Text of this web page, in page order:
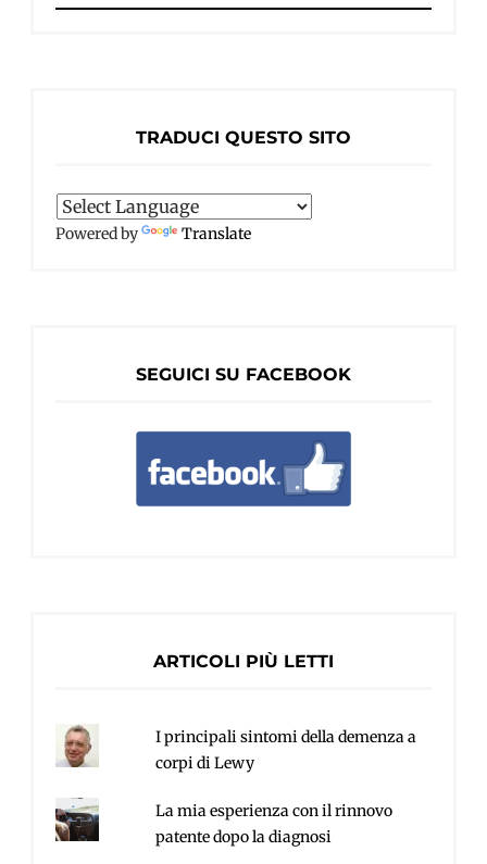
per:
TRADUCI QUESTO SITO
Powered by Translate
SEGUICI SU FACEBOOK
ARTICOLI PIÙ LETTI
I principali sintomi della demenza a
corpi di Lewy
La mia esperienza con il rinnovo
patente dopo la diagnosi